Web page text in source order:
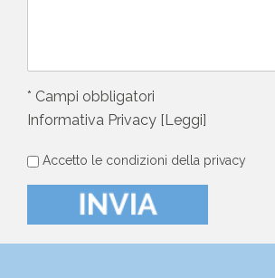
* Campi obbligatori
Informativa Privacy [ Leggi]
privacy
Accetto le condizioni della privacy